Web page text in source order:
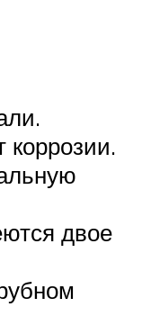
коррозии.
двое